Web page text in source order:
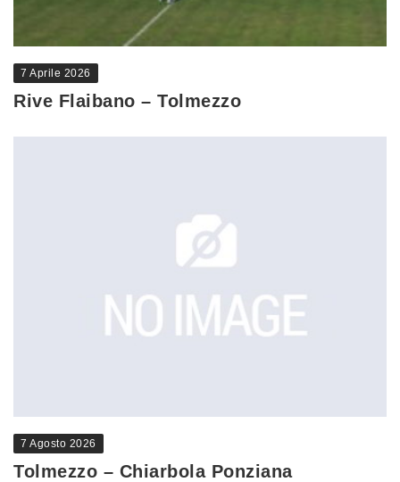
7 Aprile 2026
Rive Flaibano – Tolmezzo
7 Agosto 2026
Tolmezzo – Chiarbola Ponziana